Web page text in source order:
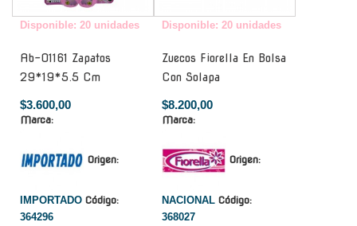
Disponible: 20 unidades
Ab-01161 Zapatos
29*19*5.5 Cm
$3.600,00
Marca:
Origen:
IMPORTADO Código:
364296
Disponible: 20 unidades
Zuecos Fiorella En Bolsa
Con Solapa
$8.200,00
Marca:
Origen:
NACIONAL Código:
368027